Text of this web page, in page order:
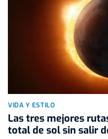
VIDA Y ESTILO
Las tres mejores
total de sol sin salir